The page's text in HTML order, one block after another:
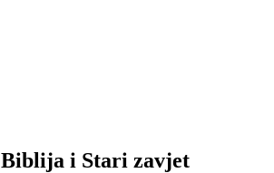
i Stari zavjet